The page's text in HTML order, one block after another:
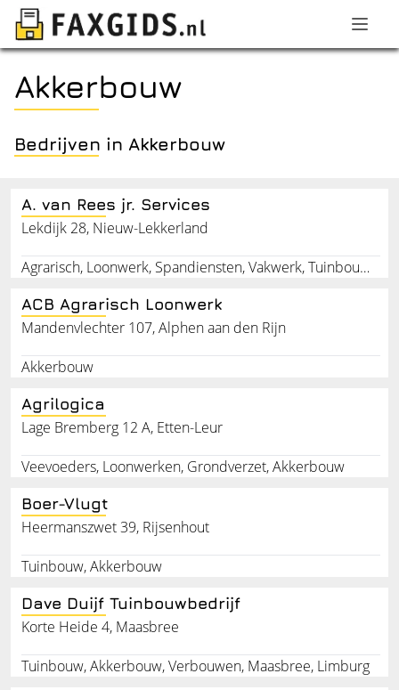
Akkerbouw
Bedrijven in Akkerbouw
A. van Rees jr. Services
Lekdijk 28, Nieuw-Lekkerland
Agrarisch, Loonwerk, Spandiensten, Vakwerk, Tuinbouw, Akker, Allround
ACB Agrarisch Loonwerk
Mandenvlechter 107, Alphen aan den Rijn
Akkerbouw
Agrilogica
Lage Bremberg 12 A, Etten-Leur
Veevoeders, Loonwerken, Grondverzet, Akkerbouw
Boer-Vlugt
Heermanszwet 39, Rijsenhout
Tuinbouw, Akkerbouw
Dave Duijf Tuinbouwbedrijf
Korte Heide 4, Maasbree
Tuinbouw, Akkerbouw, Verbouwen, Maasbree, Limburg